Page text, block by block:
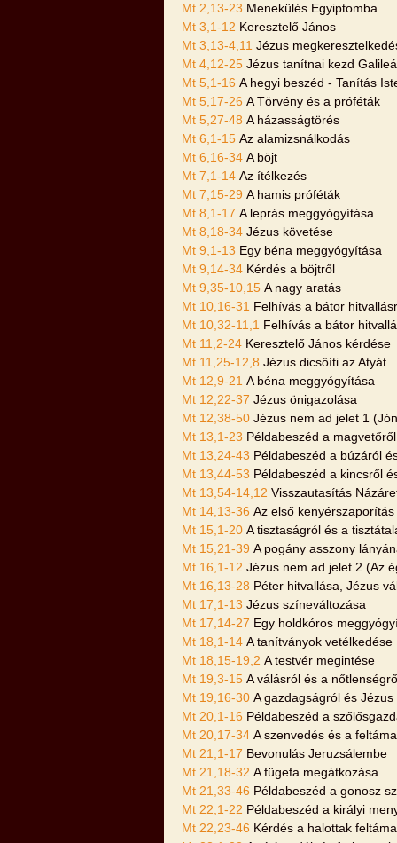
Mt 2,13-23 Menekülés Egyiptomba
Mt 3,1-12 Keresztelő János
Mt 3,13-4,11 Jézus
Mt 4,12-25 Jézus tanítnai kezd
Mt 5,1-16 A hegyi beszéd - Tanítás
Mt 5,17-26 A Törvény és a próféták
Mt 5,27-48 A házasságtörés
Mt 6,1-15 Az alamizsnálkodás
Mt 6,16-34 A böjt
Mt 7,1-14 Az ítélkezés
Mt 7,15-29 A hamis próféták
Mt 8,1-17 A leprás meggyógyítása
Mt 8,18-34 Jézus követése
Mt 9,1-13 Egy béna meggyógyítása
Mt 9,14-34 Kérdés a böjtről
Mt 9,35-10,15 A nagy aratás
Mt 10,16-31 Felhívás a bátor
Mt 10,32-11,1 Felhívás a bátor
Mt 11,2-24 Keresztelő János kérdése
Mt 11,25-12,8 Jézus dicsőíti az Atyát
Mt 12,9-21 A béna meggyógyítása
Mt 12,22-37 Jézus önigazolása
Mt 12,38-50 Jézus nem ad jelet 1
Mt 13,1-23 Példabeszéd a magvetőről
Mt 13,24-43 Példabeszéd a búzáról
Mt 13,44-53 Példabeszéd a kincsről
Mt 13,54-14,12 Visszautasítás
Mt 14,13-36 Az első kenyérszaporítás
Mt 15,1-20 A tisztaságról és a
Mt 15,21-39 A pogány asszony
Mt 16,1-12 Jézus nem ad jelet 2 (Az
Mt 16,13-28 Péter hitvallása, Jézus
Mt 17,1-13 Jézus színeváltozása
Mt 17,14-27 Egy holdkóros
Mt 18,1-14 A tanítványok vetélkedése
Mt 18,15-19,2 A testvér megintése
Mt 19,3-15 A válásról és a
Mt 19,16-30 A gazdagságról és
Mt 20,1-16 Példabeszéd a
Mt 20,17-34 A szenvedés és a
Mt 21,1-17 Bevonulás Jeruzsálembe
Mt 21,18-32 A fügefa megátkozása
Mt 21,33-46 Példabeszéd a gonosz
Mt 22,1-22 Példabeszéd a királyi
Mt 22,23-46 Kérdés a halottak